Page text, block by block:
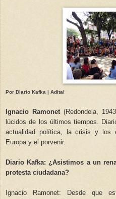
Por Diario Kafka | Adital
Ignacio Ramonet (Redondela,
lúcidos de los últimos tiempos.
actualidad política, la crisis y los
Europa y el porvenir.
Diario Kafka: ¿Asistimos a un
protesta ciudadana?
Ignacio Ramonet: Desde que